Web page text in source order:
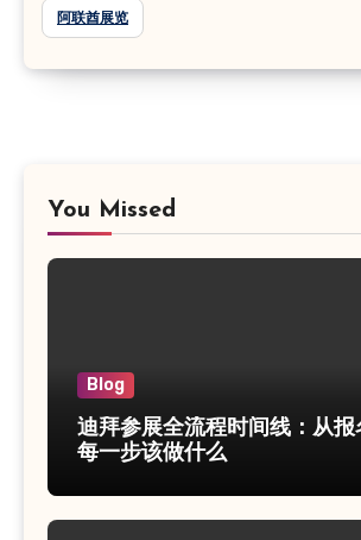
阿联酋展览
You Missed
Blog
迪拜参展全流程时间线：从报
每一步该做什么